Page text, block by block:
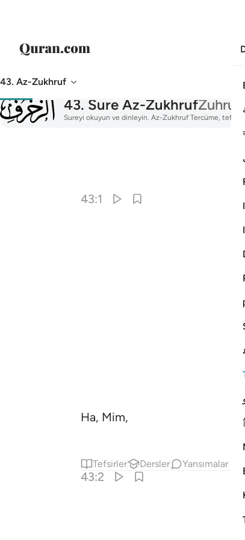
43. Az-Zukhruf
43. Sure Az-ZukhrufZuhruf
Sureyi okuyun ve dinleyin. Az-Zukhruf Tercüme, tefsir,
43:1
Ha, Mim,
Tefsirler Dersler Yansımalar
43:2